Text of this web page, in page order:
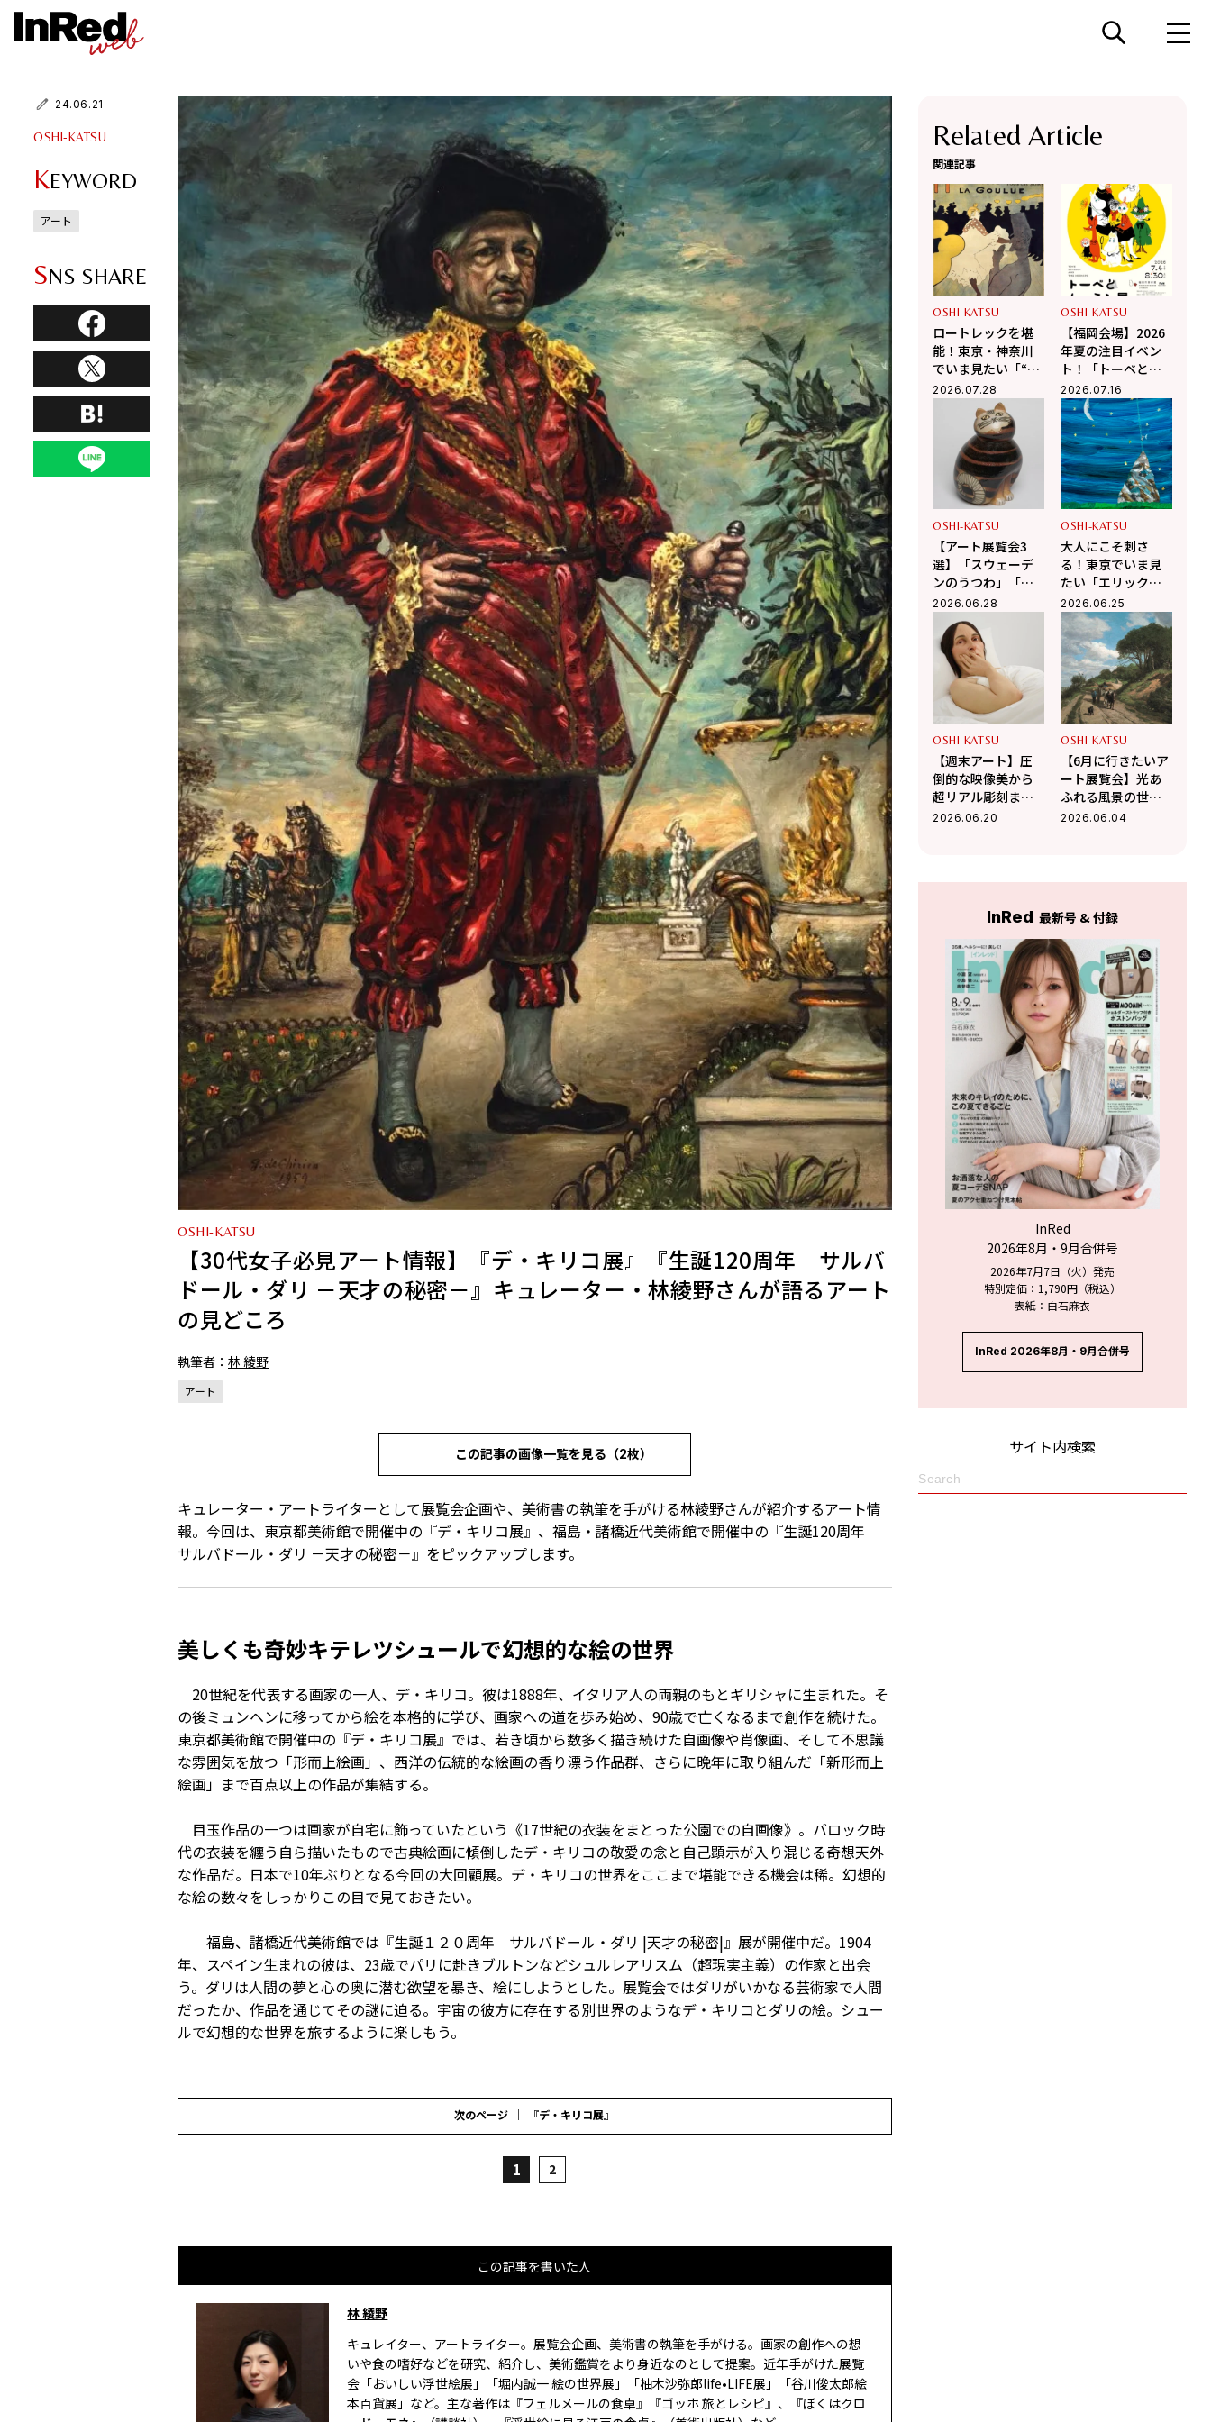
OSHI-KATSU
【30代女子必見アート情報】『デ・キリコ展』『生誕120周年 サルバ
ドール・ダリ －天才の秘密－』キュレーター・林綾野さんが語るアート
の見どころ
執筆者： 林 綾野
アート
この記事の画像一覧を見る（2枚）
キュレーター・アートライターとして展覧会企画や、美術書の執筆を手がける林綾野さんが紹介するアート情
報。今回は、東京都美術館で開催中の『デ・キリコ展』、福島・諸橋近代美術館で開催中の『生誕120周年
サルバドール・ダリ －天才の秘密－』をピックアップします。
美しくも奇妙キテレツシュールで幻想的な絵の世界
20世紀を代表する画家の一人、デ・キリコ。彼は1888年、イタリア人の両親のもとギリシャに生まれた。そ
の後ミュンヘンに移ってから絵を本格的に学び、画家への道を歩み始め、90歳で亡くなるまで創作を続けた。
東京都美術館で開催中の『デ・キリコ展』では、若き頃から数多く描き続けた自画像や肖像画、そして不思議
な雰囲気を放つ「形而上絵画」、西洋の伝統的な絵画の香り漂う作品群、さらに晩年に取り組んだ「新形而上
絵画」まで百点以上の作品が集結する。
目玉作品の一つは画家が自宅に飾っていたという《17世紀の衣装をまとった公園での自画像》。バロック時
代の衣装を纏う自ら描いたもので古典絵画に傾倒したデ・キリコの敬愛の念と自己顕示が入り混じる奇想天外
な作品だ。日本で10年ぶりとなる今回の大回顧展。デ・キリコの世界をここまで堪能できる機会は稀。幻想的
な絵の数々をしっかりこの目で見ておきたい。
福島、諸橋近代美術館では『生誕１２０周年 サルバドール・ダリ |天才の秘密|』展が開催中だ。1904
年、スペイン生まれの彼は、23歳でパリに赴きブルトンなどシュルレアリスム（超現実主義）の作家と出会
う。ダリは人間の夢と心の奥に潜む欲望を暴き、絵にしようとした。展覧会ではダリがいかなる芸術家で人間
だったか、作品を通じてその謎に迫る。宇宙の彼方に存在する別世界のようなデ・キリコとダリの絵。シュー
ルで幻想的な世界を旅するように楽しもう。
次のページ 『デ・キリコ展』
1 2
この記事を書いた人
林 綾野
キュレイター、アートライター。展覧会企画、美術書の執筆を手がける。画家の創作への想
いや食の嗜好などを研究、紹介し、美術鑑賞をより身近なのとして提案。近年手がけた展覧
会「おいしい浮世絵展」「堀内誠一 絵の世界展」「柚木沙弥郎life•LIFE展」「谷川俊太郎絵
本百貨展」など。主な著作は『フェルメールの食卓』『ゴッホ 旅とレシピ』、『ぼくはクロ
24.06.21
OSHI-KATSU
KEYWORD
アート
SNS SHARE
Related Article
関連記事
OSHI-KATSU
ロートレックを堪
能！東京・神奈川
でいま見たい「“カ
フェ”に集う芸術
家」「世紀末パリ
の煌めき」展
2026.07.28
OSHI-KATSU
【福岡会場】2026
年夏の注目イベン
ト！「トーベとム
ーミン展」の魅力
と絶対に欲しいお
土産グッズをガチ
推薦
2026.07.16
OSHI-KATSU
【アート展覧会3
選】「スウェーデ
ンのうつわ」「世
紀末パリの煌め
き」「アニマル＆
モンスター」世界
のアートを堪能
2026.06.28
OSHI-KATSU
大人にこそ刺さ
る！東京でいま見
たい「エリック・
カール」「いわさ
きちひろ」展。あ
の名作原画に会い
に行こう
2026.06.25
OSHI-KATSU
【週末アート】圧
倒的な映像美から
超リアル彫刻ま
で。感性がバグる
2026.06.20
OSHI-KATSU
【6月に行きたいア
ート展覧会】光あ
ふれる風景の世界
＜キュレーター林
2026.06.04
InRed 最新号 & 付録
InRed
2026年8月・9月合併号
2026年7月7日（火）発売
特別定価：1,790円（税込）
表紙：白石麻衣
InRed 2026年8月・9月合併号
サイト内検索